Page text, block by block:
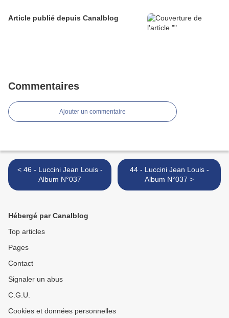
Article publié depuis Canalblog
Commentaires
Ajouter un commentaire
< 46 - Luccini Jean Louis -
Album N°037
44 - Luccini Jean Louis -
Album N°037 >
Hébergé par Canalblog
Top articles
Pages
Contact
Signaler un abus
C.G.U.
Cookies et données personnelles